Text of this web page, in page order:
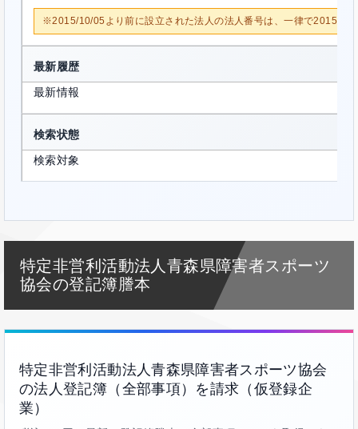
※2015/10/05より前に設立された法人の法人番号は、一律で2015/10/
最新履歴
最新情報
検索状態
検索対象
特定非営利活動法人青森県障害者スポーツ
協会の登記簿謄本
特定非営利活動法人青森県障害者スポーツ協会
の法人登記簿（全部事項）を請求（仮登録企
業）